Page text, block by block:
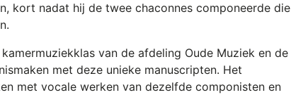
kort nadat hij de twee chaconnes componeerde die
van de afdeling Oude Muziek en de
met deze unieke manuscripten. Het
met vocale werken van dezelfde componisten en